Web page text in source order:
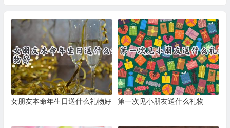
女朋友本命年生日送什么礼物好 第一次见小朋友送什么礼物